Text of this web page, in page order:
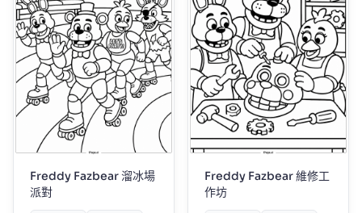
Freddy Fazbear 溜冰場
派對
Freddy Fazbear 維修工
作坊